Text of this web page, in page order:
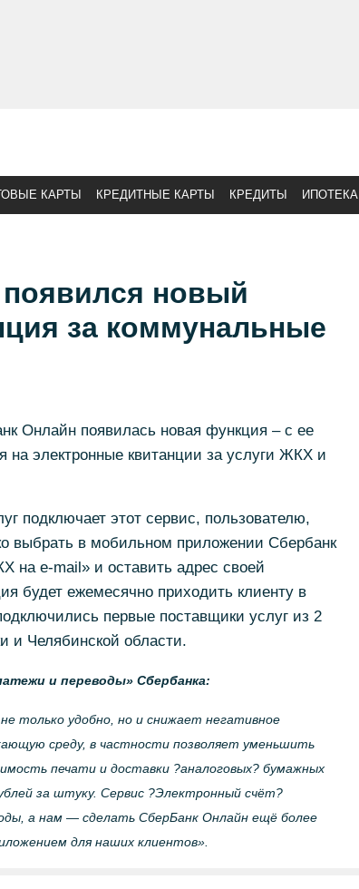
КАРТЫ КРЕДИТНЫЕ КАРТЫ КРЕДИТЫ ИПОТЕКА
новый
за коммунальные
Онлайн появилась новая функция – с ее
электронные квитанции за услуги ЖКХ и
подключает этот сервис, пользователю,
выбрать в мобильном приложении Сбербанк
e-mail» и оставить адрес своей
будет ежемесячно приходить клиенту в
первые поставщики услуг из 2
и Челябинской области.
и переводы» Сбербанка:
только удобно, но и снижает негативное
среду, в частности позволяет уменьшить
печати и доставки ?аналоговых? бумажных
за штуку. Сервис ?Электронный счёт?
а нам — сделать СберБанк Онлайн ещё более
для наших клиентов».